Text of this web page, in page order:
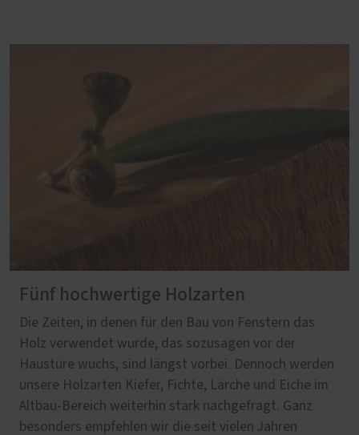
Fünf hochwertige Holzarten
Die Zeiten, in denen für den Bau von Fenstern das
Holz verwendet wurde, das sozusagen vor der
Haustüre wuchs, sind längst vorbei. Dennoch werden
unsere Holzarten Kiefer, Fichte, Lärche und Eiche im
Altbau-Bereich weiterhin stark nachgefragt. Ganz
besonders empfehlen wir die seit vielen Jahren